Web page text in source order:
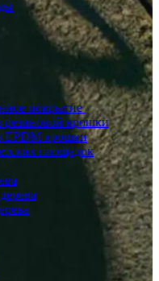
покрытие
резиновой крошки
EPDM крошки
площадок